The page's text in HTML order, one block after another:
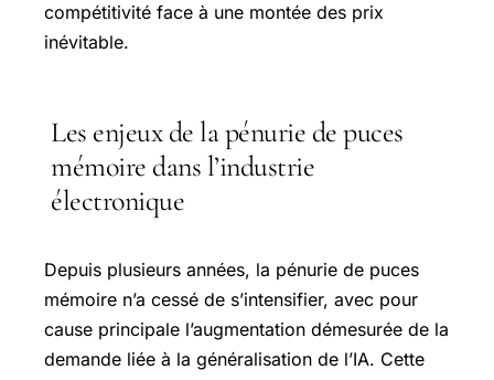
compétitivité face à une montée des prix
inévitable.
Les enjeux de la pénurie de puces
mémoire dans l’industrie
électronique
Depuis plusieurs années, la pénurie de puces
mémoire n’a cessé de s’intensifier, avec pour
cause principale l’augmentation démesurée de la
demande liée à la généralisation de l’IA. Cette